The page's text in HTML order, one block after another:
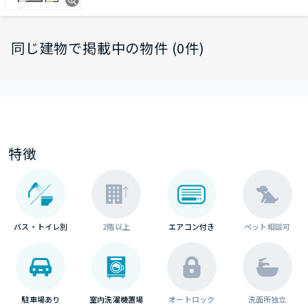
同じ建物で掲載中の物件 (0件)
特徴
バス・トイレ別 2階以上 エアコン付き ペット相談可
駐車場あり 室内洗濯機置場 オートロック 洗面所独立